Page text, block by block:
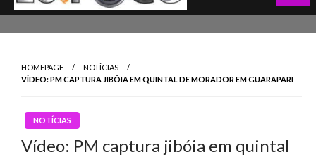
HOMEPAGE
NOTÍCIAS
VÍDEO: PM CAPTURA JIBÓIA EM QUINTAL DE MORADOR EM GUARAPARI
NOTÍCIAS
Vídeo: PM captura jibóia em quintal